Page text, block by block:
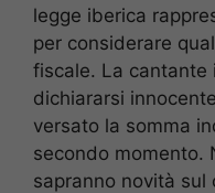
legge iberica
per considerare
fiscale. La cantante
dichiararsi
versato la somma
secondo momento.
sapranno novità sul